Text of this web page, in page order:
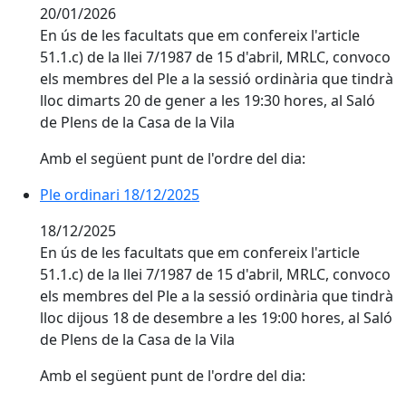
20/01/2026
En ús de les facultats que em confereix l'article
51.1.c) de la llei 7/1987 de 15 d'abril, MRLC, convoco
els membres del Ple a la sessió ordinària que tindrà
lloc dimarts 20 de gener a les 19:30 hores, al Saló
de Plens de la Casa de la Vila
Amb el següent punt de l'ordre del dia:
Ple ordinari 18/12/2025
18/12/2025
En ús de les facultats que em confereix l'article
51.1.c) de la llei 7/1987 de 15 d'abril, MRLC, convoco
els membres del Ple a la sessió ordinària que tindrà
lloc dijous 18 de desembre a les 19:00 hores, al Saló
de Plens de la Casa de la Vila
Amb el següent punt de l'ordre del dia: